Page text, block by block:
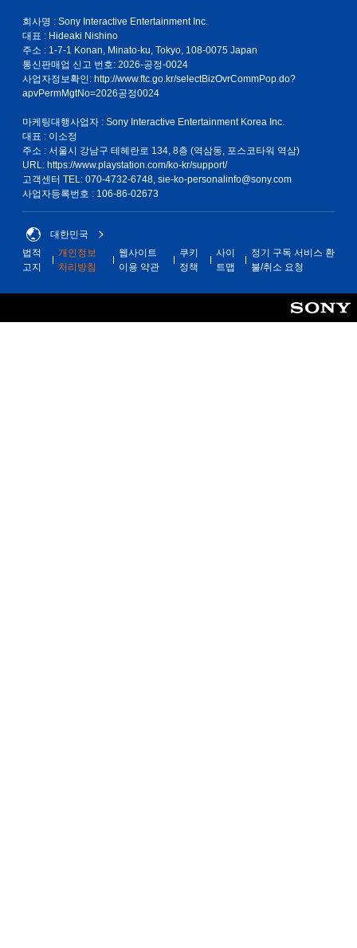
회사명 : Sony Interactive Entertainment Inc.
대표 : Hideaki Nishino
주소 : 1-7-1 Konan, Minato-ku, Tokyo, 108-0075 Japan
통신판매업 신고 번호: 2026-공정-0024
사업자정보확인: http://www.ftc.go.kr/selectBizOvrCommPop.do?
apvPermMgtNo=2026공정0024
마케팅대행사업자 : Sony Interactive Entertainment Korea Inc.
대표 : 이소정
주소 : 서울시 강남구 테헤란로 134, 8층 (역삼동, 포스코타워 역삼)
URL: https://www.playstation.com/ko-kr/support/
고객센터 TEL: 070-4732-6748, sie-ko-personalinfo@sony.com
사업자등록번호 : 106-86-02673
대한민국
법적
고지
개인정보
처리방침
웹사이트
이용 약관
쿠키
정책
사이
트맵
정기 구독 서비스 환
불/취소 요청